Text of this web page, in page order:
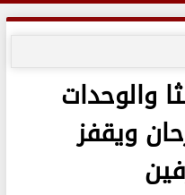
والوحدات
ويقفز